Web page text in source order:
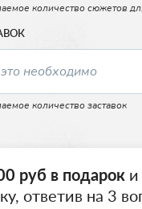
количество сюжетов
количество заставок
руб в подарок
ответив на 3